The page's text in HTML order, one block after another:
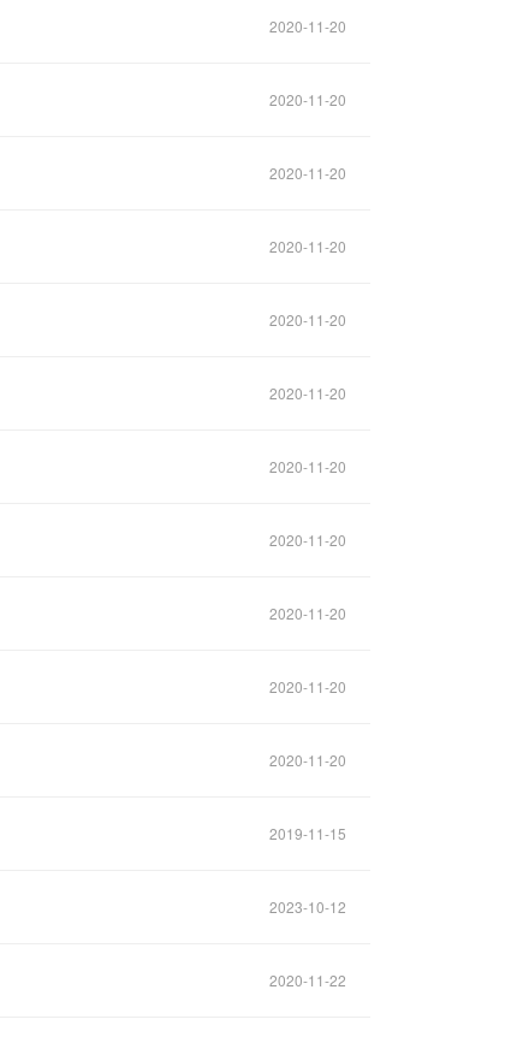
2020-11-20
2020-11-20
2020-11-20
2020-11-20
2020-11-20
2020-11-20
2020-11-20
2020-11-20
2020-11-20
2020-11-20
2020-11-20
2019-11-15
2023-10-12
2020-11-22